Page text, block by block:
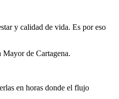
y calidad de vida. Es por eso
Mayor de Cartagena.
en horas donde el flujo